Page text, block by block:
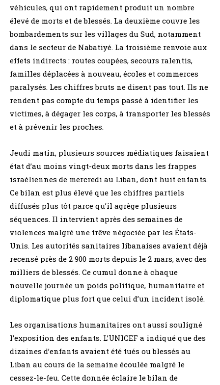
véhicules, qui ont rapidement produit un nombre
élevé de morts et de blessés. La deuxième couvre les
bombardements sur les villages du Sud, notamment
dans le secteur de Nabatiyé. La troisième renvoie aux
effets indirects : routes coupées, secours ralentis,
familles déplacées à nouveau, écoles et commerces
paralysés. Les chiffres bruts ne disent pas tout. Ils ne
rendent pas compte du temps passé à identifier les
victimes, à dégager les corps, à transporter les blessés
et à prévenir les proches.
Jeudi matin, plusieurs sources médiatiques faisaient
état d’au moins vingt-deux morts dans les frappes
israéliennes de mercredi au Liban, dont huit enfants.
Ce bilan est plus élevé que les chiffres partiels
diffusés plus tôt parce qu’il agrège plusieurs
séquences. Il intervient après des semaines de
violences malgré une trêve négociée par les États-
Unis. Les autorités sanitaires libanaises avaient déjà
recensé près de 2 900 morts depuis le 2 mars, avec des
milliers de blessés. Ce cumul donne à chaque
nouvelle journée un poids politique, humanitaire et
diplomatique plus fort que celui d’un incident isolé.
Les organisations humanitaires ont aussi souligné
l’exposition des enfants. L’UNICEF a indiqué que des
dizaines d’enfants avaient été tués ou blessés au
Liban au cours de la semaine écoulée malgré le
cessez-le-feu. Cette donnée éclaire le bilan de